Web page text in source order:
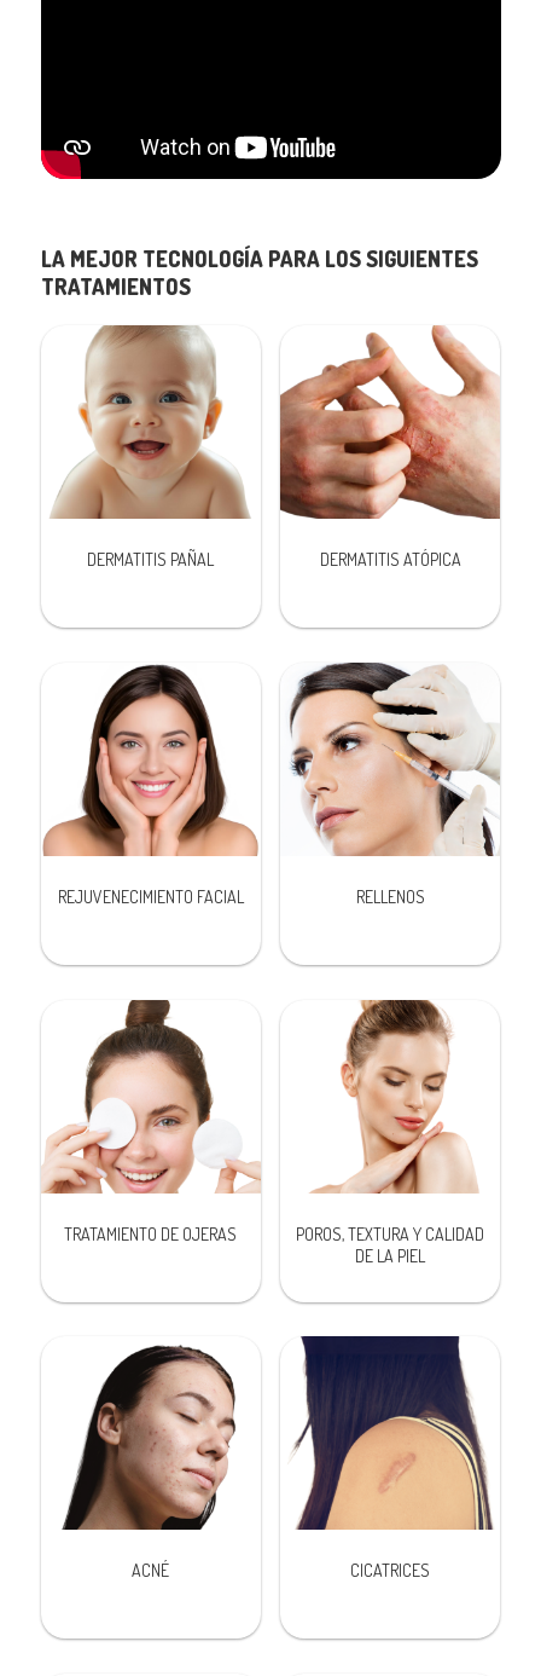
LA MEJOR TECNOLOGÍA PARA LOS SIGUIENTES
TRATAMIENTOS
DERMATITIS PAÑAL DERMATITIS ATÓPICA
REJUVENECIMIENTO FACIAL RELLENOS
TRATAMIENTO DE OJERAS
POROS, TEXTURA Y CALIDAD
DE LA PIEL
ACNÉ CICATRICES